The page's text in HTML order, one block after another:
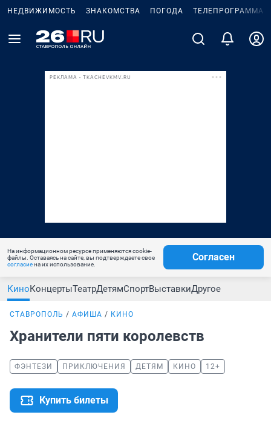
НЕДВИЖИМОСТЬ ЗНАКОМСТВА ПОГОДА ТЕЛЕПРОГРАММА
РЕКЛАМА • TKACHEVKMV.RU
На информационном ресурсе применяются cookie-
файлы. Оставаясь на сайте, вы подтверждаете свое
согласиена их использование.
Согласен
КиноКонцертыТеатрДетямСпортВыставкиДругое
СТАВРОПОЛЬ АФИША КИНО
Хранители пяти королевств
ФЭНТЕЗИ ПРИКЛЮЧЕНИЯ ДЕТЯМ КИНО 12+
Купить билеты